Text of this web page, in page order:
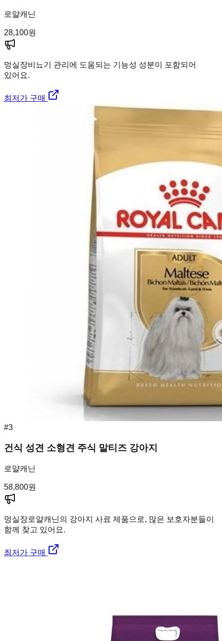
로얄캐닌
28,100원
멍실장비뇨기 관리에 도움되는 기능성 성분이 포함되어
있어요.
최저가 구매
#3
건식 성견 소형견 주식 말티즈 강아지
로얄캐닌
58,800원
멍실장로얄캐닌의 강아지 사료 제품으로, 많은 보호자분들이
함께 찾고 있어요.
최저가 구매